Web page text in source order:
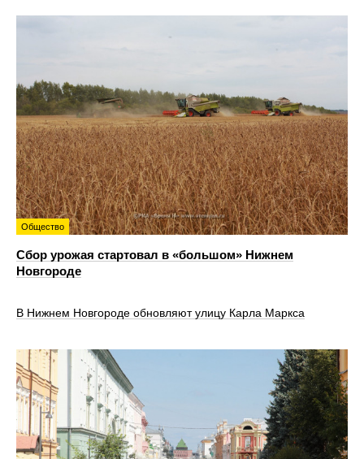
Общество
Сбор урожая стартовал в «большом» Нижнем
Новгороде
В Нижнем Новгороде обновляют улицу Карла Маркса